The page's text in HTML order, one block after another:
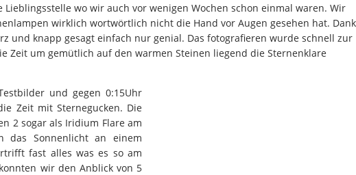
wo wir auch vor wenigen Wochen schon einmal waren. Wir
wirklich wortwörtlich nicht die Hand vor Augen gesehen hat. Dank
und knapp gesagt einfach nur genial. Das fotografieren wurde schnell zur
Zeit um gemütlich auf den warmen Steinen liegend die Sternenklare
und gegen 0:15Uhr
Zeit mit Sternegucken. Die
2 sogar als Iridium Flare am
das Sonnenlicht an einem
fast alles was es so am
wir den Anblick von 5